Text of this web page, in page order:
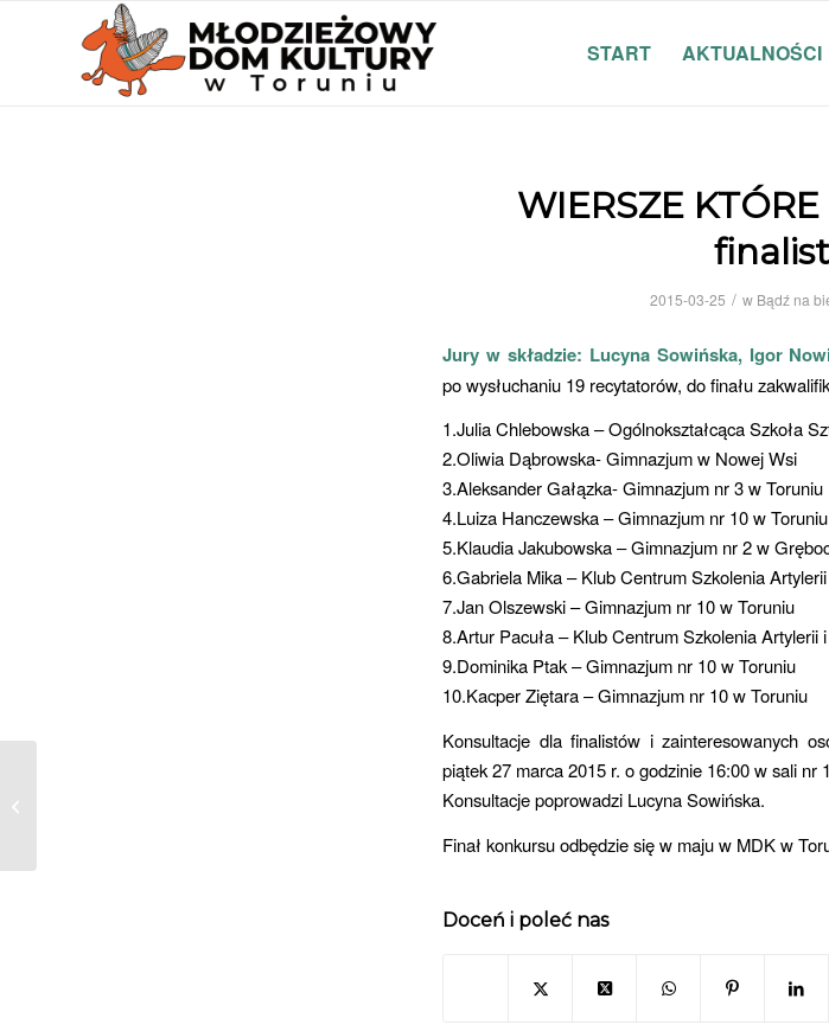
START AKTUALNOŚCI
WIERSZE
2015-03-25 / w Bądź na
Jury w składzie: Lucyna Sowińska, Igor
po wysłuchaniu 19 recytatorów, do finału
1.Julia Chlebowska – Ogólnokształcąca Szkoła
2.Oliwia Dąbrowska- Gimnazjum w Nowej Wsi
3.Aleksander Gałązka- Gimnazjum nr 3 w Toruniu
4.Luiza Hanczewska – Gimnazjum nr 10 w Toruniu
5.Klaudia Jakubowska – Gimnazjum nr 2 w
6.Gabriela Mika – Klub Centrum Szkolenia
7.Jan Olszewski – Gimnazjum nr 10 w Toruniu
8.Artur Pacuła – Klub Centrum Szkolenia Artylerii
9.Dominika Ptak – Gimnazjum nr 10 w Toruniu
10.Kacper Ziętara – Gimnazjum nr 10 w Toruniu
Konsultacje dla finalistów i zainteresowanych
piątek 27 marca 2015 r. o godzinie 16:00 w sali nr
Konsultacje poprowadzi Lucyna Sowińska.
Finał konkursu odbędzie się w maju w MDK w
Doceń i poleć nas